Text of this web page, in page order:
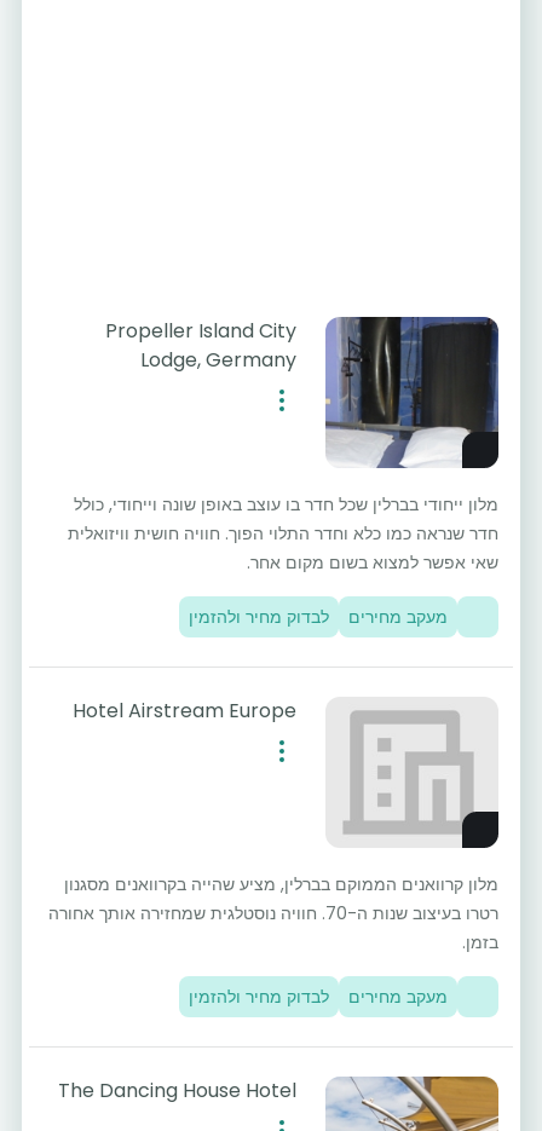
Propeller Island City
Lodge, Germany
מלון ייחודי בברלין שכל חדר בו עוצב באופן שונה וייחודי, כולל
חדר שנראה כמו כלא וחדר התלוי הפוך. חוויה חושית וויזואלית
שאי אפשר למצוא בשום מקום אחר.
מעקב מחירים לבדוק מחיר ולהזמין
Hotel Airstream Europe
מלון קרוואנים הממוקם בברלין, מציע שהייה בקרוואנים מסגנון
רטרו בעיצוב שנות ה-70. חוויה נוסטלגית שמחזירה אותך אחורה
בזמן.
מעקב מחירים לבדוק מחיר ולהזמין
The Dancing House Hotel